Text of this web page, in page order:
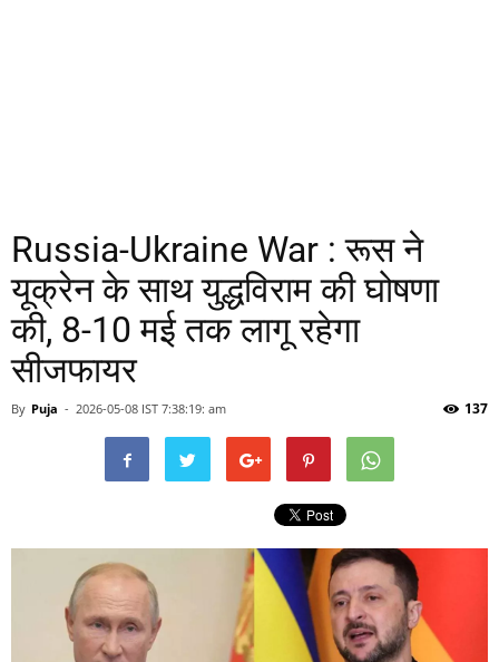
Russia-Ukraine War : रूस ने
यूक्रेन के साथ युद्धविराम की घोषणा
की, 8-10 मई तक लागू रहेगा
सीजफायर
By Puja - 2026-05-08 IST 7:38:19: am 137